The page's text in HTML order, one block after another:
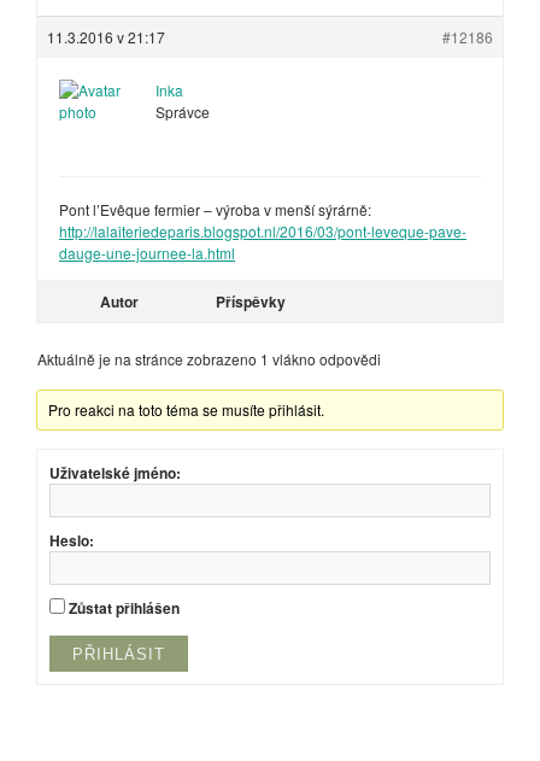
11.3.2016 v 21:17 #12186
Inka
Správce
Pont l’Evêque fermier – výroba v menší sýrárně:
http://lalaiteriedeparis.blogspot.nl/2016/03/pont-leveque-pave-
dauge-une-journee-la.html
Autor Příspěvky
Aktuálně je na stránce zobrazeno 1 vlákno odpovědi
Pro reakci na toto téma se musíte přihlásit.
Uživatelské jméno:
Heslo:
Zůstat přihlášen
PŘIHLÁSIT